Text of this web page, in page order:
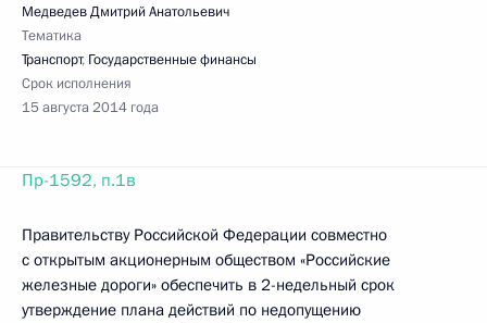
Медведев Дмитрий Анатольевич
Тематика
Транспорт, Государственные финансы
Срок исполнения
15 августа 2014 года
Пр-1592, п.1в
Правительству Российской Федерации совместно
с открытым акционерным обществом «Российские
железные дороги» обеспечить в 2-недельный срок
утверждение плана действий по недопущению